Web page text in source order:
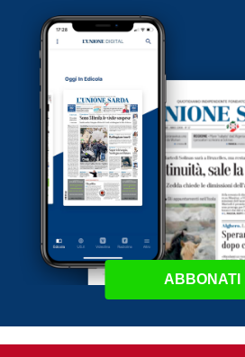
ABBONATI